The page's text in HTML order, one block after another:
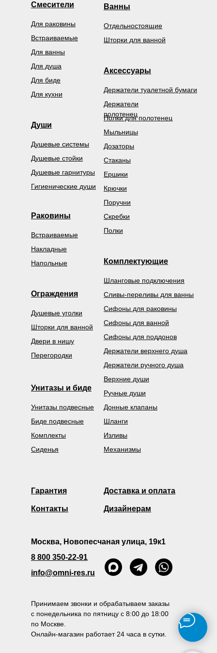
Смесители
Души
Душевые гарнитуры
Душевые системы
Гигиенические души
Поручни
Скребки
Дозаторы
Полки
Стаканы
Ершики
Верхние души
Ручные души
Крючки
Держатели
полотенец
Мыльницы
Держатели туалетной бумаги
Полки для полотенец
Сифоны для поддонов
Держатели верхнего душа
Держатели ручного душа
Механизмы
Донные клапаны
Шланги
Изливы
Сливы-переливы для ванны
Сифоны для ванной
Шланговые подключения
Сифоны для раковины
Унитазы и биде
Унитазы подвесные
Биде подвесные
Комплекты
Раковины
Встраиваемые
Накладные
Напольные
Встраиваемые
Для биде
Для ванны
Для душа
Для раковины
Для кухни
Ванны
Отдельностоящие
Шторки для ванной
Принимаем звонки и обрабатываем заказы
с понедельника по пятницу с 8:00 до 18:00
по Москве.
Онлайн-магазин работает 24 часа в сутки.
Ограждения
Душевые уголки
Шторки для ванной
Двери в нишу
Перегородки
Аксессуары
Комплектующие
Дизайнерам
Доставка и оплата
Москва, Новопесчаная улица, 19к1
8 800 350-22-91
info@omni-res.ru
Гарантия
Контакты
Душевые стойки
Сиденья